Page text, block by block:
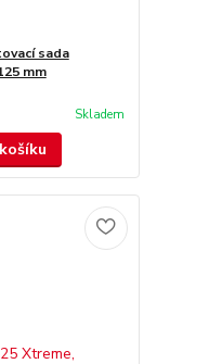
sada
mm
Skladem